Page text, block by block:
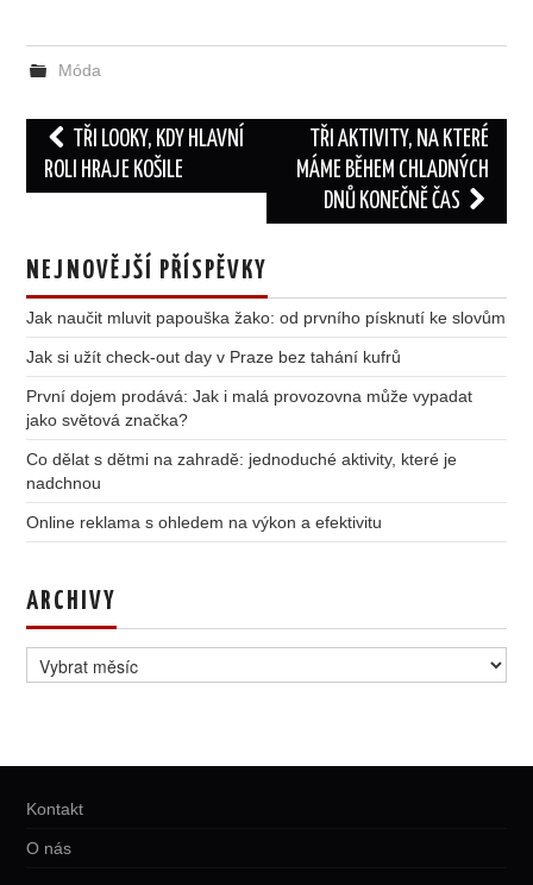
Móda
Post
navigation
TŘI LOOKY, KDY HLAVNÍ
ROLI HRAJE KOŠILE
TŘI AKTIVITY, NA KTERÉ
MÁME BĚHEM CHLADNÝCH
DNŮ KONEČNĚ ČAS
NEJNOVĚJŠÍ PŘÍSPĚVKY
Jak naučit mluvit papouška žako: od prvního písknutí ke slovům
Jak si užít check-out day v Praze bez tahání kufrů
První dojem prodává: Jak i malá provozovna může vypadat
jako světová značka?
Co dělat s dětmi na zahradě: jednoduché aktivity, které je
nadchnou
Online reklama s ohledem na výkon a efektivitu
ARCHIVY
Kontakt
O nás